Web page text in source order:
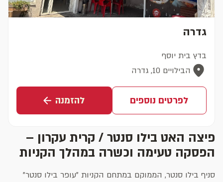
גדרה
בדץ בית יוסף
הבילויים 10, גדרה
לפרטים נוספים להזמנה
פיצה האט בילו סנטר / קרית עקרון –
הפסקה טעימה וכשרה במהלך הקניות
סניף בילו סנטר, הממוקם במתחם הקניות "עופר בילו סנטר"